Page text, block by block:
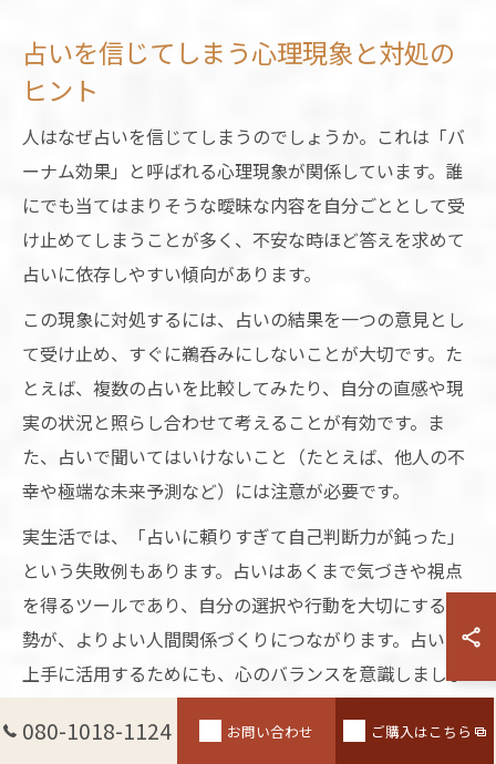
占いを信じてしまう心理現象と対処の
ヒント
人はなぜ占いを信じてしまうのでしょうか。これは「バ
ーナム効果」と呼ばれる心理現象が関係しています。誰
にでも当てはまりそうな曖昧な内容を自分ごととして受
け止めてしまうことが多く、不安な時ほど答えを求めて
占いに依存しやすい傾向があります。
この現象に対処するには、占いの結果を一つの意見とし
て受け止め、すぐに鵜呑みにしないことが大切です。た
とえば、複数の占いを比較してみたり、自分の直感や現
実の状況と照らし合わせて考えることが有効です。ま
た、占いで聞いてはいけないこと（たとえば、他人の不
幸や極端な未来予測など）には注意が必要です。
実生活では、「占いに頼りすぎて自己判断力が鈍った」
という失敗例もあります。占いはあくまで気づきや視点
を得るツールであり、自分の選択や行動を大切にする姿
勢が、よりよい人間関係づくりにつながります。占いを
上手に活用するためにも、心のバランスを意識しましょ
080-1018-1124 お問い合わせ ご購入はこちら